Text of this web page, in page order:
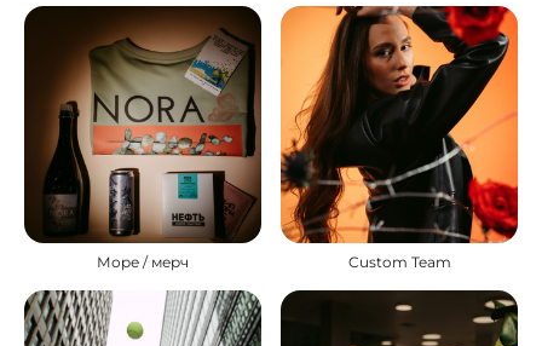
Море / мерч Custom Team